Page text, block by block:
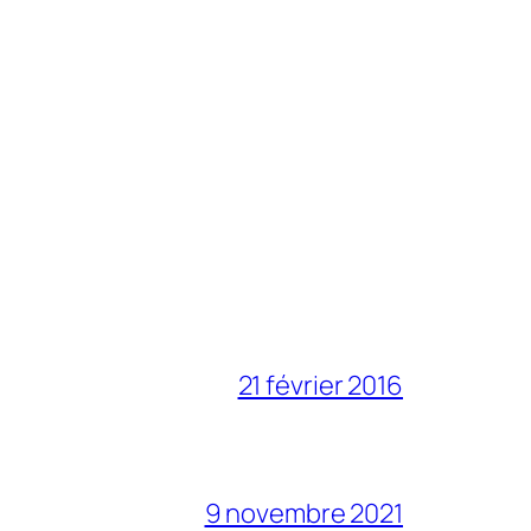
21 février 2016
9 novembre 2021